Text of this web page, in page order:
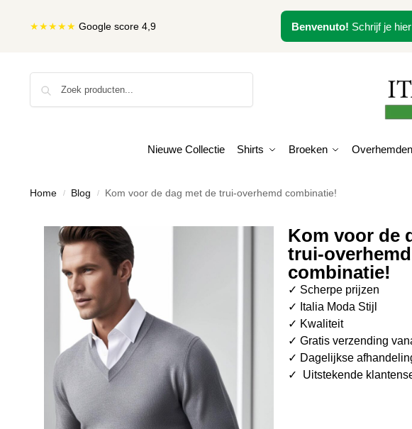
★★★★★ Google score 4,9 Benvenuto! Schrijf je
Nieuwe Collectie Shirts Broeken Overhemden
Home / Blog / Kom voor de dag met de trui-overhemd combinatie!
Kom voor de
trui-overhemd
combinatie!
✓ Scherpe prijzen
✓ Italia Moda Stijl
✓ Kwaliteit
✓ Gratis verzending
✓ Dagelijkse
✓ Uitstekende